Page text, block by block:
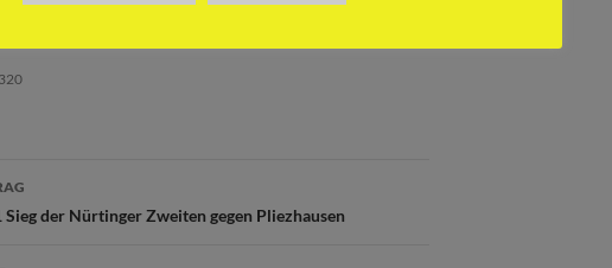
Rohr – Heinrich 0,5:0,5
320
der Nürtinger Zweiten gegen Pliezhausen